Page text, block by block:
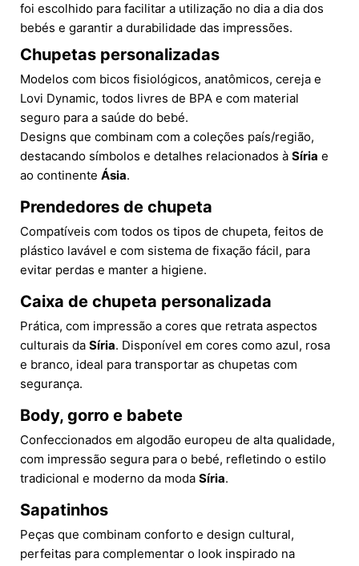
foi escolhido para facilitar a utilização no dia a dia dos
bebés e garantir a durabilidade das impressões.
Chupetas personalizadas
Modelos com bicos fisiológicos, anatômicos, cereja e
Lovi Dynamic, todos livres de BPA e com material
seguro para a saúde do bebé.
Designs que combinam com a coleções país/região,
destacando símbolos e detalhes relacionados à Síria e
ao continente Ásia.
Prendedores de chupeta
Compatíveis com todos os tipos de chupeta, feitos de
plástico lavável e com sistema de fixação fácil, para
evitar perdas e manter a higiene.
Caixa de chupeta personalizada
Prática, com impressão a cores que retrata aspectos
culturais da Síria. Disponível em cores como azul, rosa
e branco, ideal para transportar as chupetas com
segurança.
Body, gorro e babete
Confeccionados em algodão europeu de alta qualidade,
com impressão segura para o bebé, refletindo o estilo
tradicional e moderno da moda Síria.
Sapatinhos
Peças que combinam conforto e design cultural,
perfeitas para complementar o look inspirado na